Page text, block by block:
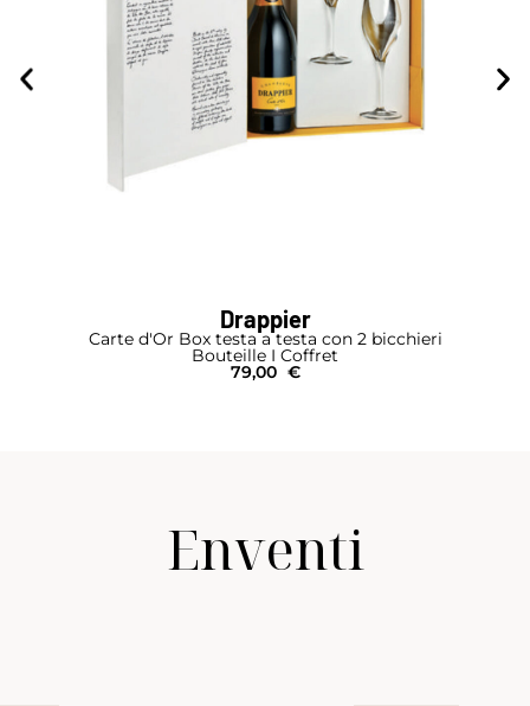
Drappier
Carte d'Or Box testa a testa con 2 bicchieri
Bouteille I Coffret
79,00 €
Enventi